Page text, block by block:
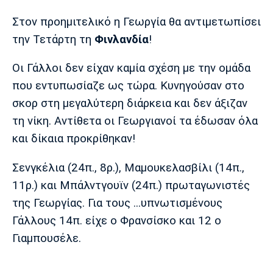
Μάντσεστερ
Τσέλσι
Λίβερπουλ
Μάντσεστερ
Σίτι
Γιουβέντους
Ίντερ Μίλαν Μπάγερν
Στον προημιτελικό η Γεωργία θα αντιμετωπίσει
την Τετάρτη τη Φινλανδία!
Οι Γάλλοι δεν είχαν καμία σχέση με την ομάδα
που εντυπωσίαζε ως τώρα. Κυνηγούσαν στο
σκορ στη μεγαλύτερη διάρκεια και δεν άξιζαν
τη νίκη. Αντίθετα οι Γεωργιανοί τα έδωσαν όλα
και δίκαια προκρίθηκαν!
Σενγκέλια (24π., 8ρ.), Μαμουκελασβίλι (14π.,
11ρ.) και Μπάλντγουϊν (24π.) πρωταγωνιστές
της Γεωργίας. Για τους ...υπνωτισμένους
Γάλλους 14π. είχε ο Φρανσίσκο και 12 ο
Γιαμπουσέλε.